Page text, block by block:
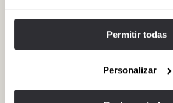
Permitir todas
Personalizar
Concept store de lujo que mezcla moda
ambiente boutique de alto nivel ideal para
Dirección: 210 Avenue Habib Bourguiba,